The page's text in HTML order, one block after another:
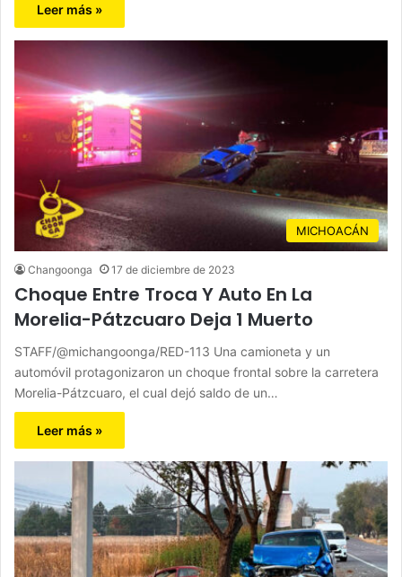
Leer más »
MICHOACÁN
Changoonga 17 de diciembre de 2023
Choque Entre Troca Y Auto En La
Morelia-Pátzcuaro Deja 1 Muerto
STAFF/@michangoonga/RED-113 Una camioneta y un
automóvil protagonizaron un choque frontal sobre la carretera
Morelia-Pátzcuaro, el cual dejó saldo de un…
Leer más »